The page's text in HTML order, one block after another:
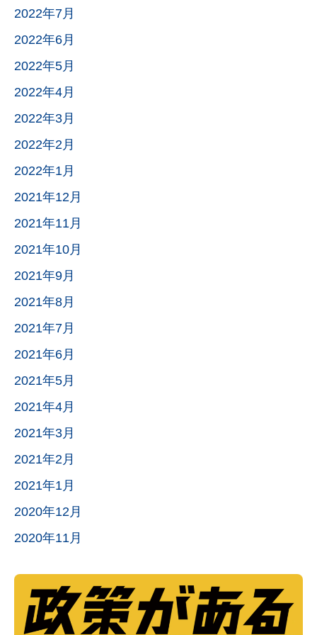
2022年7月
2022年6月
2022年5月
2022年4月
2022年3月
2022年2月
2022年1月
2021年12月
2021年11月
2021年10月
2021年9月
2021年8月
2021年7月
2021年6月
2021年5月
2021年4月
2021年3月
2021年2月
2021年1月
2020年12月
2020年11月